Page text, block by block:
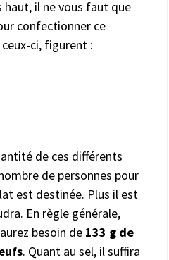
il ne vous faut que
confectionner ce
ci, figurent :
de ces différents
de personnes pour
est destinée. Plus il est
En règle générale,
besoin de 133 g de
. Quant au sel, il suffira